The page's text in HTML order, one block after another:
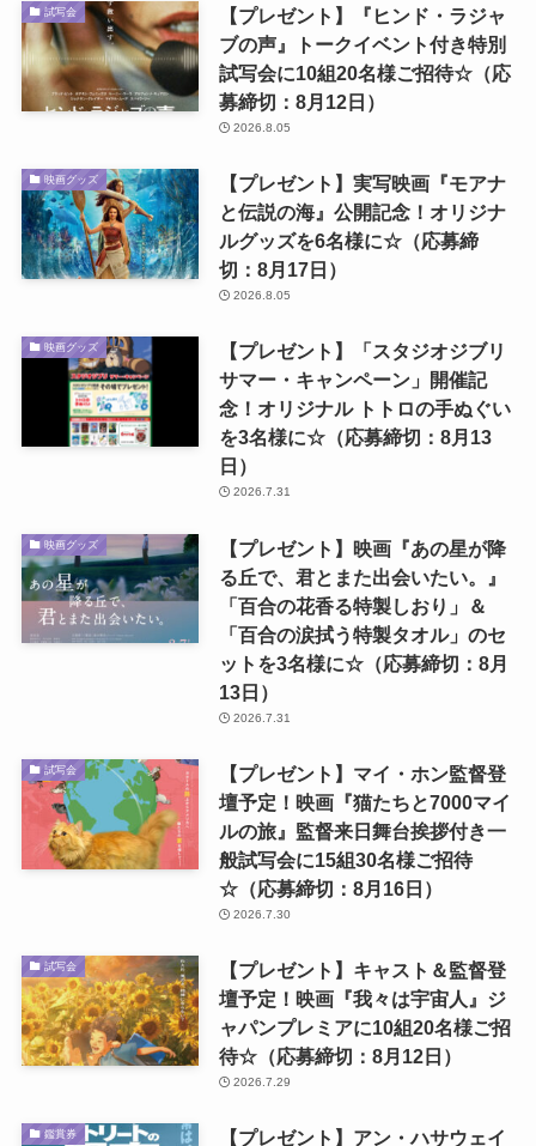
試写会
【プレゼント】『ヒンド・ラジャ
ブの声』トークイベント付き特別
試写会に10組20名様ご招待☆（応
募締切：8月12日）
2026.8.05
映画グッズ
【プレゼント】実写映画『モアナ
と伝説の海』公開記念！オリジナ
ルグッズを6名様に☆（応募締
切：8月17日）
2026.8.05
映画グッズ
【プレゼント】「スタジオジブリ
サマー・キャンペーン」開催記
念！オリジナル トトロの手ぬぐい
を3名様に☆（応募締切：8月13
日）
2026.7.31
映画グッズ
【プレゼント】映画『あの星が降
る丘で、君とまた出会いたい。』
「百合の花香る特製しおり」＆
「百合の涙拭う特製タオル」のセ
ットを3名様に☆（応募締切：8月
13日）
2026.7.31
試写会
【プレゼント】マイ・ホン監督登
壇予定！映画『猫たちと7000マイ
ルの旅』監督来日舞台挨拶付き一
般試写会に15組30名様ご招待
☆（応募締切：8月16日）
2026.7.30
試写会
【プレゼント】キャスト＆監督登
壇予定！映画『我々は宇宙人』ジ
ャパンプレミアに10組20名様ご招
待☆（応募締切：8月12日）
2026.7.29
鑑賞券
【プレゼント】アン・ハサウェイ